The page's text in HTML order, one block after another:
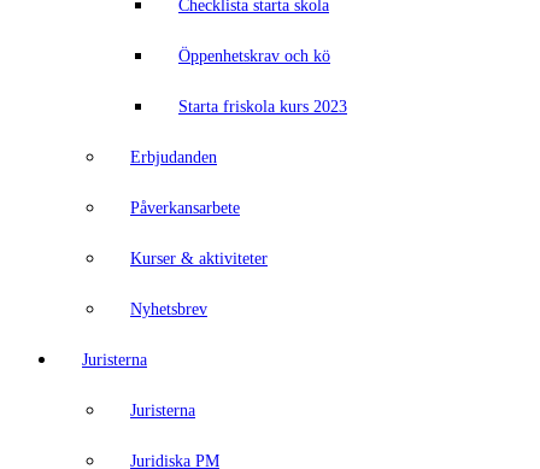
Checklista starta skola
Öppenhetskrav och kö
Starta friskola kurs 2023
Erbjudanden
Påverkansarbete
Kurser & aktiviteter
Nyhetsbrev
Juristerna
Juristerna
Juridiska PM